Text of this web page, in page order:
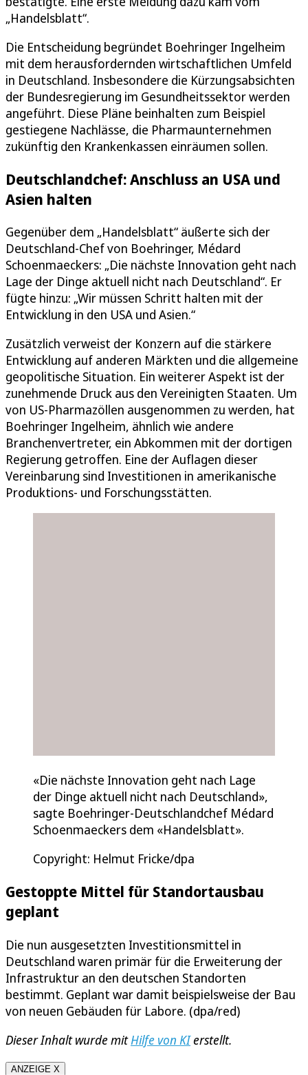
„Handelsblatt“.
Die Entscheidung begründet Boehringer Ingelheim
mit dem herausfordernden wirtschaftlichen Umfeld
in Deutschland. Insbesondere die Kürzungsabsichten
der Bundesregierung im Gesundheitssektor werden
angeführt. Diese Pläne beinhalten zum Beispiel
gestiegene Nachlässe, die Pharmaunternehmen
zukünftig den Krankenkassen einräumen sollen.
Deutschlandchef: Anschluss an USA und
Asien halten
Gegenüber dem „Handelsblatt“ äußerte sich der
Deutschland-Chef von Boehringer, Médard
Schoenmaeckers: „Die nächste Innovation geht nach
Lage der Dinge aktuell nicht nach Deutschland“. Er
fügte hinzu: „Wir müssen Schritt halten mit der
Entwicklung in den USA und Asien.“
Zusätzlich verweist der Konzern auf die stärkere
Entwicklung auf anderen Märkten und die allgemeine
geopolitische Situation. Ein weiterer Aspekt ist der
zunehmende Druck aus den Vereinigten Staaten. Um
von US-Pharmazöllen ausgenommen zu werden, hat
Boehringer Ingelheim, ähnlich wie andere
Branchenvertreter, ein Abkommen mit der dortigen
Regierung getroffen. Eine der Auflagen dieser
Vereinbarung sind Investitionen in amerikanische
Produktions- und Forschungsstätten.
«Die nächste Innovation geht nach Lage
der Dinge aktuell nicht nach Deutschland»,
sagte Boehringer-Deutschlandchef Médard
Schoenmaeckers dem «Handelsblatt».
Copyright: Helmut Fricke/dpa
Gestoppte Mittel für Standortausbau
geplant
Die nun ausgesetzten Investitionsmittel in
Deutschland waren primär für die Erweiterung der
Infrastruktur an den deutschen Standorten
bestimmt. Geplant war damit beispielsweise der Bau
von neuen Gebäuden für Labore. (dpa/red)
Dieser Inhalt wurde mitHilfe von KIerstellt.
ANZEIGE X